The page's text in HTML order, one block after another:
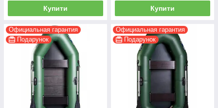
Купити Купити
Официальная гарантия
Подарунок
Официальная гарантия
Подарунок